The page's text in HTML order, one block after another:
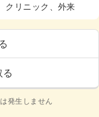
クリニック、外来
発生しません